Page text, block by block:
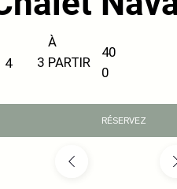
4 3
À
PARTIR
40
0
RÉSERVEZ